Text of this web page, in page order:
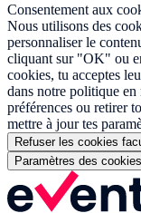
Consentement aux
Nous utilisons des
personnaliser le
cliquant sur "OK" ou
cookies, tu acceptes
dans notre politique
préférences ou retirer
mettre à jour tes
Refuser les cookies
Paramètres des cookies